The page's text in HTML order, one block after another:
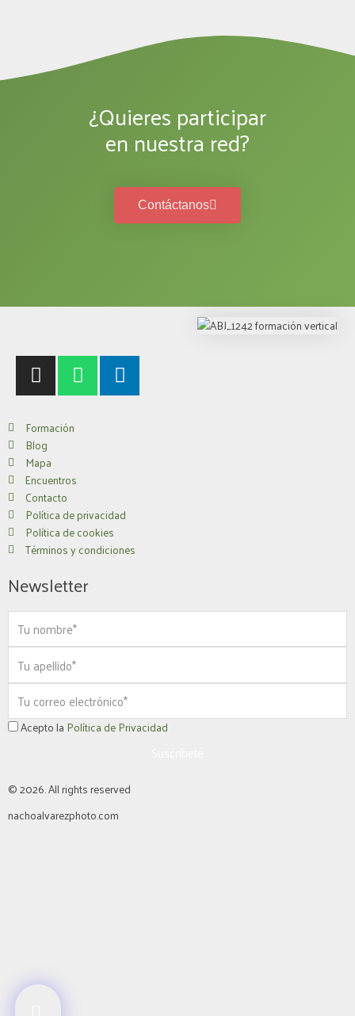
¿Quieres participar
en nuestra red?
Contáctanos
I
n
s
t
a
g
r
a
m
W
h
a
p
L
i
n
n
Formación
Blog
Mapa
Encuentros
Contacto
Política de privacidad
Política de cookies
Términos y condiciones
Newsletter
Nombre
Email
Política
Acepto la Política de Privacidad
© 2026. All rights reserved
nachoalvarezphoto.com